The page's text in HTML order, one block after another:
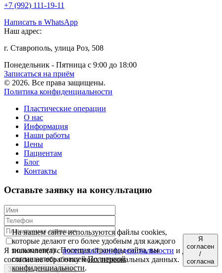
+7 (992) 111-19-11
Написать в WhatsApp
Наш адрес:
г. Ставрополь, улица Роз, 508
Понедельник - Пятница с 9:00 до 18:00
Записаться на приём
© 2026. Все права защищены.
Политика конфиденциальности
Пластические операции
О нас
Информация
Наши работы
Цены
Пациентам
Блог
Контакты
Оставьте заявку на консультацию
Я знакомлен(а) сполитикой конфиденциальности и даю
согласие на обработку моих персональных данных.
На нашем сайте используются файлы cookies,
которые делают его более удобным для каждого
пользователя. Посещая страницы сайта, вы
соглашаетесь с нашейПолитикой
конфиденциальности.
Я
согласен
/
согласна